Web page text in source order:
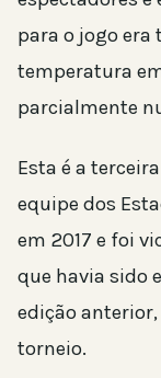
para o jogo era
temperatura
parcialmente
Esta é a
equipe dos
em 2017 e foi
que havia sido
edição
torneio.